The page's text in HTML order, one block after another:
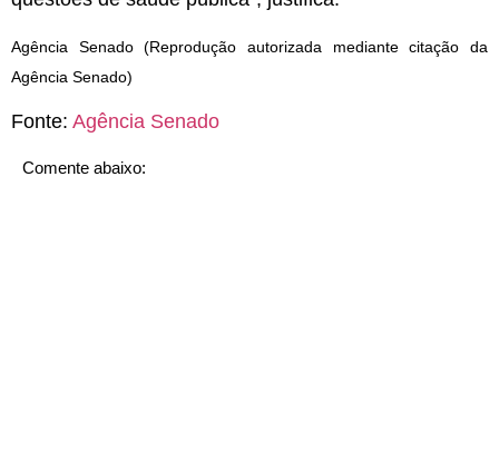
Agência Senado (Reprodução autorizada mediante citação da
Agência Senado)
Fonte: Agência Senado
Comente abaixo: